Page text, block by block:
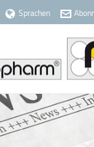
Sprachen